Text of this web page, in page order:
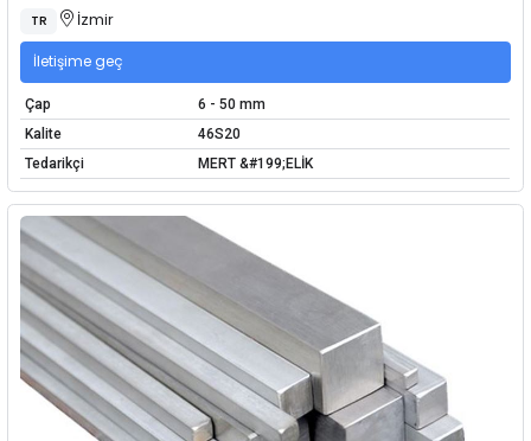
TR İzmir
İletişime geç
Çap
6 - 50 mm
Kalite
46S20
Tedarikçi
MERT &#199;ELİK